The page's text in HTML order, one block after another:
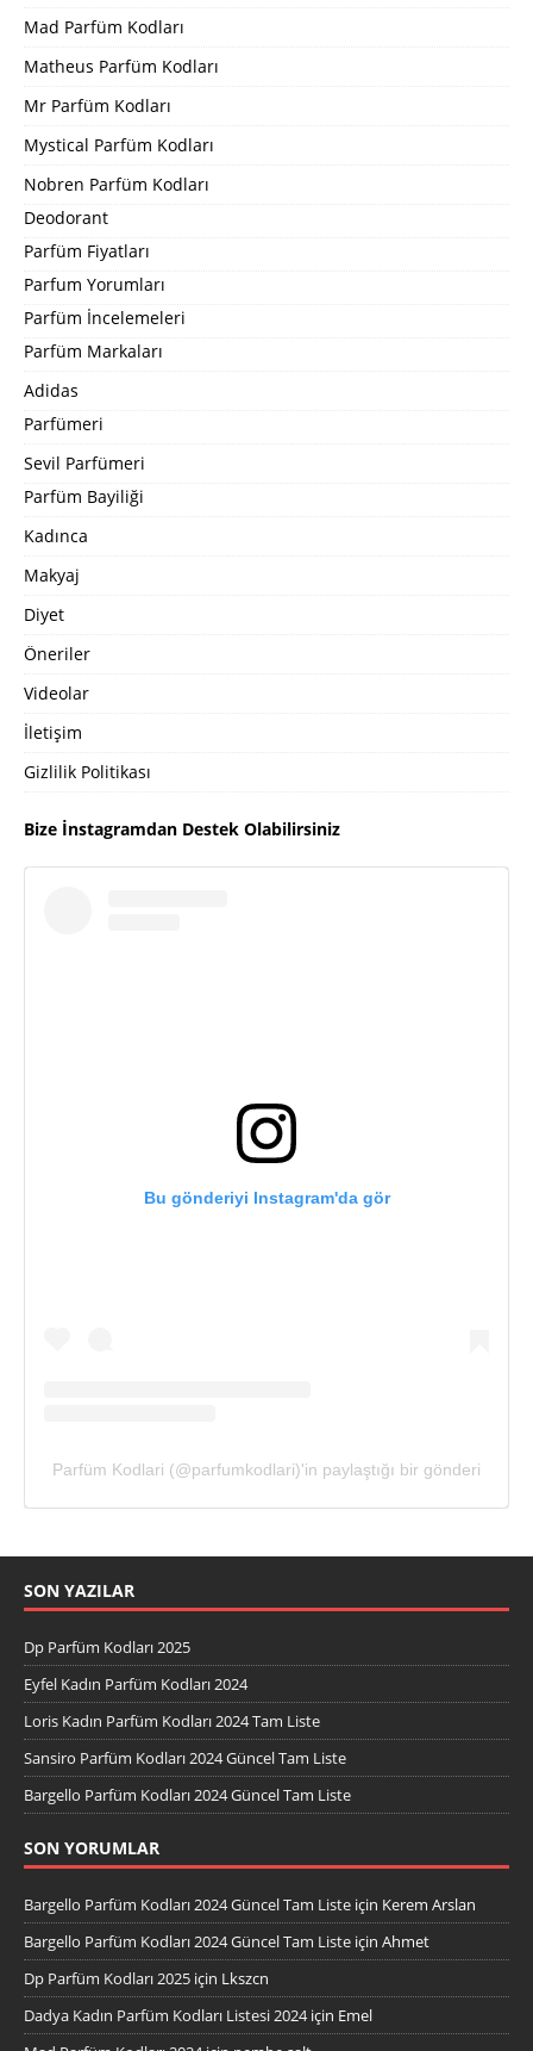
Mad Parfüm Kodları
Matheus Parfüm Kodları
Mr Parfüm Kodları
Mystical Parfüm Kodları
Nobren Parfüm Kodları
Deodorant
Parfüm Fiyatları
Parfum Yorumları
Parfüm İncelemeleri
Parfüm Markaları
Adidas
Parfümeri
Sevil Parfümeri
Parfüm Bayiliği
Kadınca
Makyaj
Diyet
Öneriler
Videolar
İletişim
Gizlilik Politikası
Bize İnstagramdan Destek Olabilirsiniz
Bu gönderiyi Instagram'da gör
Parfüm Kodlari (@parfumkodlari)'in paylaştığı bir gönderi
SON YAZILAR
Dp Parfüm Kodları 2025
Eyfel Kadın Parfüm Kodları 2024
Loris Kadın Parfüm Kodları 2024 Tam Liste
Sansiro Parfüm Kodları 2024 Güncel Tam Liste
Bargello Parfüm Kodları 2024 Güncel Tam Liste
SON YORUMLAR
Bargello Parfüm Kodları 2024 Güncel Tam Liste için Kerem Arslan
Bargello Parfüm Kodları 2024 Güncel Tam Liste için Ahmet
Dp Parfüm Kodları 2025 için Lkszcn
Dadya Kadın Parfüm Kodları Listesi 2024için Emel